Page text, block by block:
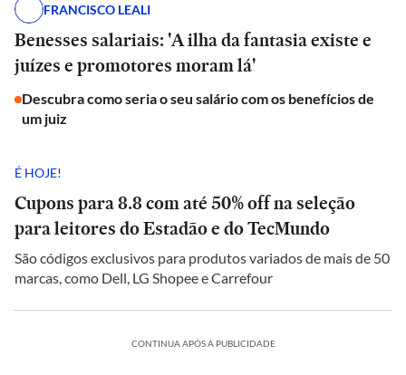
FRANCISCO LEALI
Benesses salariais: 'A ilha da fantasia existe e
juízes e promotores moram lá'
Descubra como seria o seu salário com os benefícios de
um juiz
É HOJE!
Cupons para 8.8 com até 50% off na seleção
para leitores do Estadão e do TecMundo
São códigos exclusivos para produtos variados de mais de 50
marcas, como Dell, LG Shopee e Carrefour
CONTINUA APÓS A PUBLICIDADE